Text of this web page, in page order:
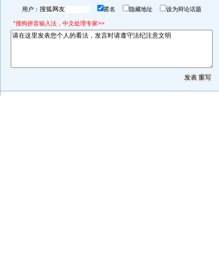
用户： 匿名 隐藏地址 设为辩论话题
*搜狗拼音输入法，中文处理专家>>